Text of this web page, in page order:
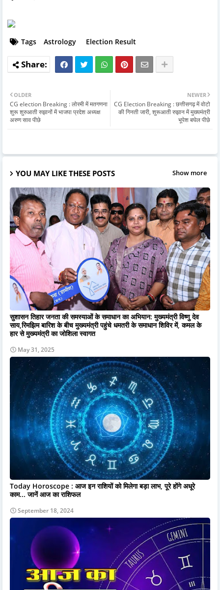
Tags Astrology Election Result
NEWER
CG Election Breaking : छत्तीसगढ़ में वोटो
की गिनती जारी, शुरूआती रुझान में मुख्यमंत्री
भूपेश बघेल पीछे
OLDER
CG election Breaking : लोरमी में मतगणना
शुरू शुरुआती रुझानों में भाजपा प्रदेश अध्यक्ष
अरुण साव पीछे
YOU MAY LIKE THESE POSTS Show more
सुशासन तिहार जनता की समस्याओं के समाधान का अभियान: मुख्यमंत्री विष्णु देव
साय,रिमझिम बारिश के बीच मुख्यमंत्री पहुंचे धमतरी के समाधान शिविर में, कमल के
हार से मुख्यमंत्री का जोशिला स्वागत
May 31, 2025
Today Horoscope : आज इन राशियों को मिलेगा बड़ा लाभ, पूरे होंगे अधूरे
काम... जानें आज का राशिफल
September 18, 2024